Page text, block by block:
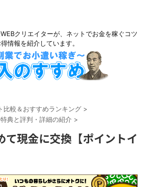
クリエイターが、ネットでお金を稼ぐコツ
情報を紹介しています。
比較＆おすすめランキング >
典と評判・詳細の紹介 >
て現金に交換【ポイントイ